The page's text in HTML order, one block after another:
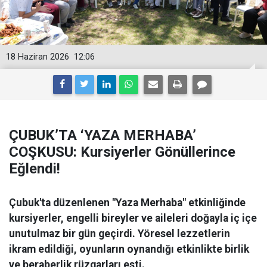
12:06
18 Haziran 2026
ÇUBUK’TA ‘YAZA MERHABA’
COŞKUSU: Kursiyerler Gönüllerince
Eğlendi!
Çubuk'ta düzenlenen "Yaza Merhaba" etkinliğinde
kursiyerler, engelli bireyler ve aileleri doğayla iç içe
unutulmaz bir gün geçirdi. Yöresel lezzetlerin
ikram edildiği, oyunların oynandığı etkinlikte birlik
ve beraberlik rüzgarları esti.